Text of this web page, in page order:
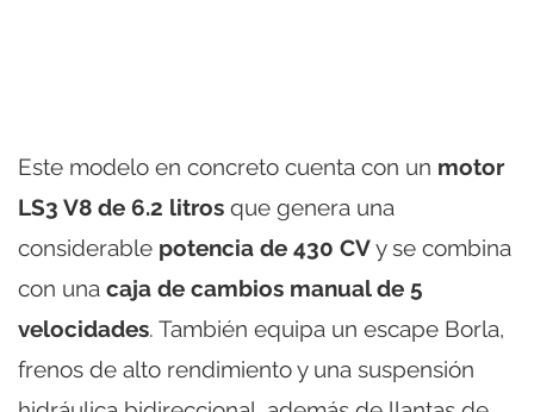
Este modelo en concreto cuenta con un motor
LS3 V8 de 6.2 litros que genera una
considerable potencia de 430 CVy se combina
con una caja de cambios manual de 5
velocidades. También equipa un escape Borla,
frenos de alto rendimiento y una suspensión